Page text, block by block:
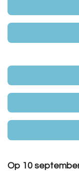
Op 10